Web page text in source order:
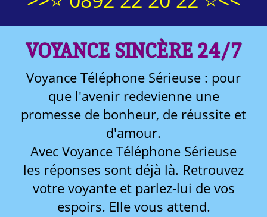
VOYANCE SINCÈRE 24/7
Voyance Téléphone Sérieuse : pour
que l'avenir redevienne une
promesse de bonheur, de réussite et
d'amour.
Avec Voyance Téléphone Sérieuse
les réponses sont déjà là. Retrouvez
votre voyante et parlez-lui de vos
espoirs. Elle vous attend.